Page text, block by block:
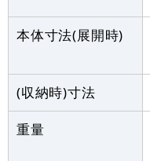
本体寸法(展開時)
(収納時)寸法
重量